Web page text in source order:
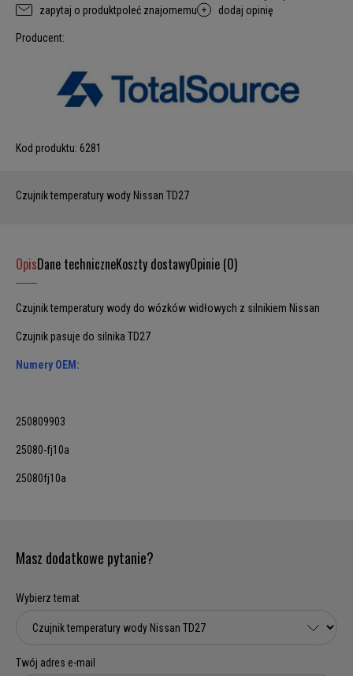
zapytaj o produktpoleć znajomemu dodaj opinię
Producent:
Kod produktu: 6281
Czujnik temperatury wody Nissan TD27
OpisDane techniczneKoszty dostawyOpinie (0)
Czujnik temperatury wody do wózków widłowych z silnikiem Nissan
Czujnik pasuje do silnika TD27
Numery OEM:
250809903
25080-fj10a
25080fj10a
Masz dodatkowe pytanie?